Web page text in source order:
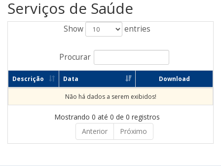
Serviços de Saúde
Show entries
Procurar
Descrição Data Download
Não há dados a serem exibidos!
Mostrando 0 até 0 de 0 registros
Anterior
Próximo